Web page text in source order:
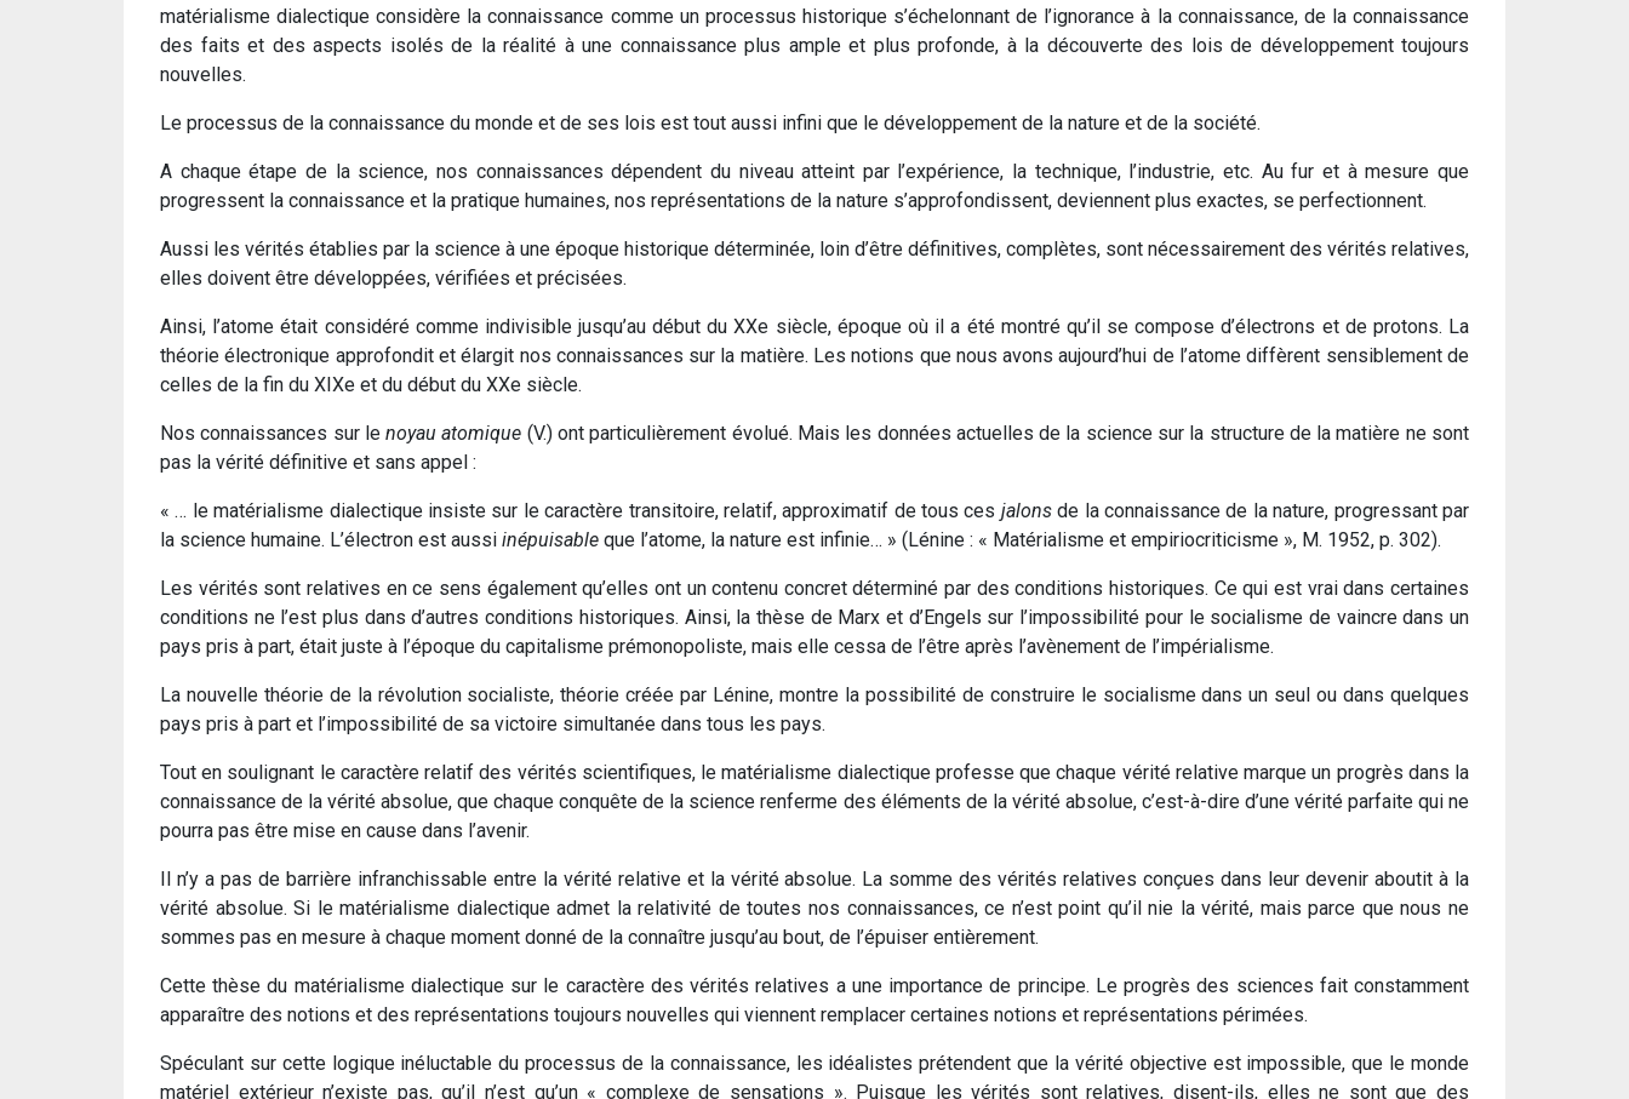
matérialisme dialectique considère la connaissance comme un processus historique s’échelonnant de l’ignorance à la connaissance, de la connaissance
des faits et des aspects isolés de la réalité à une connaissance plus ample et plus profonde, à la découverte des lois de développement toujours
nouvelles.
Le processus de la connaissance du monde et de ses lois est tout aussi infini que le développement de la nature et de la société.
A chaque étape de la science, nos connaissances dépendent du niveau atteint par l’expérience, la technique, l’industrie, etc. Au fur et à mesure que
progressent la connaissance et la pratique humaines, nos représentations de la nature s’approfondissent, deviennent plus exactes, se perfectionnent.
Aussi les vérités établies par la science à une époque historique déterminée, loin d’être définitives, complètes, sont nécessairement des vérités relatives,
elles doivent être développées, vérifiées et précisées.
Ainsi, l’atome était considéré comme indivisible jusqu’au début du XXe siècle, époque où il a été montré qu’il se compose d’électrons et de protons. La
théorie électronique approfondit et élargit nos connaissances sur la matière. Les notions que nous avons aujourd’hui de l’atome diffèrent sensiblement de
celles de la fin du XIXe et du début du XXe siècle.
Nos connaissances sur lenoyau atomique (V.) ont particulièrement évolué. Mais les données actuelles de la science sur la structure de la matière ne sont
pas la vérité définitive et sans appel :
« … le matérialisme dialectique insiste sur le caractère transitoire, relatif, approximatif de tous ces jalonsde la connaissance de la nature, progressant par
la science humaine. L’électron est aussi inépuisable que l’atome, la nature est infinie… » (Lénine : « Matérialisme et empiriocriticisme », M. 1952, p. 302).
Les vérités sont relatives en ce sens également qu’elles ont un contenu concret déterminé par des conditions historiques. Ce qui est vrai dans certaines
conditions ne l’est plus dans d’autres conditions historiques. Ainsi, la thèse de Marx et d’Engels sur l’impossibilité pour le socialisme de vaincre dans un
pays pris à part, était juste à l’époque du capitalisme prémonopoliste, mais elle cessa de l’être après l’avènement de l’impérialisme.
La nouvelle théorie de la révolution socialiste, théorie créée par Lénine, montre la possibilité de construire le socialisme dans un seul ou dans quelques
pays pris à part et l’impossibilité de sa victoire simultanée dans tous les pays.
Tout en soulignant le caractère relatif des vérités scientifiques, le matérialisme dialectique professe que chaque vérité relative marque un progrès dans la
connaissance de la vérité absolue, que chaque conquête de la science renferme des éléments de la vérité absolue, c’est-à-dire d’une vérité parfaite qui ne
pourra pas être mise en cause dans l’avenir.
Il n’y a pas de barrière infranchissable entre la vérité relative et la vérité absolue. La somme des vérités relatives conçues dans leur devenir aboutit à la
vérité absolue. Si le matérialisme dialectique admet la relativité de toutes nos connaissances, ce n’est point qu’il nie la vérité, mais parce que nous ne
sommes pas en mesure à chaque moment donné de la connaître jusqu’au bout, de l’épuiser entièrement.
Cette thèse du matérialisme dialectique sur le caractère des vérités relatives a une importance de principe. Le progrès des sciences fait constamment
apparaître des notions et des représentations toujours nouvelles qui viennent remplacer certaines notions et représentations périmées.
Spéculant sur cette logique inéluctable du processus de la connaissance, les idéalistes prétendent que la vérité objective est impossible, que le monde
matériel extérieur n’existe pas, qu’il n’est qu’un « complexe de sensations ». Puisque les vérités sont relatives, disent-ils, elles ne sont que des